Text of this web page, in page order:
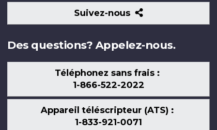
Suivez-nous
Suivez-
nous
Des questions? Appelez-nous.
Téléphonez sans frais :
1-866-522-2022
Appareil téléscripteur (ATS) :
1-833-921-0071